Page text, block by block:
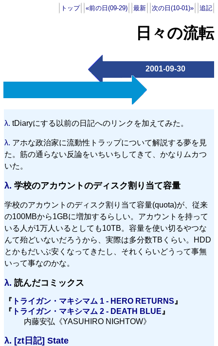
トップ «前の日(09-29) 最新 次の日(10-01)» 追記
日々の流転
2001-09-30
λ. tDiaryにする以前の日記へのリンクを加えてみた。
λ. アホな政治家に流動性トラップについて解説する夢を見
た。筋の通らない反論をいちいちしてきて、かなりムカつ
いた。
λ. 学校のアカウントのディスク割り当て容量
学校のアカウントのディスク割り当て容量(quota)が、従来
の100MBから1GBに増加するらしい。アカウントを持って
いる人が1万人いるとしても10TB。容量を使い切るやつな
んて殆どいないだろうから、実際は多分数TBくらい。HDD
とかもだいぶ安くなってきたし、それくらいどうって事無
いって事なのかな。
λ. 読んだコミックス
『 トライガン・マキシマム 1 - HERO RETURNS 』
『 トライガン・マキシマム 2 - DEATH BLUE 』
内藤安弘《YASUHIRO NIGHTOW》
λ. [zt日記] State